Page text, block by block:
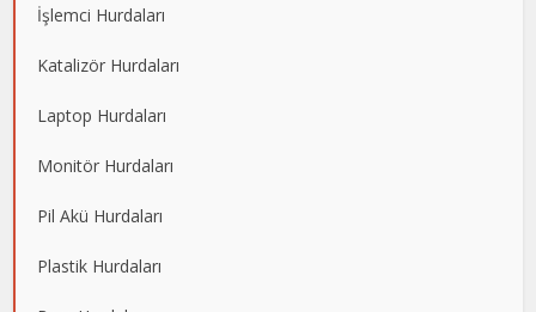
İşlemci Hurdaları
Katalizör Hurdaları
Laptop Hurdaları
Monitör Hurdaları
Pil Akü Hurdaları
Plastik Hurdaları